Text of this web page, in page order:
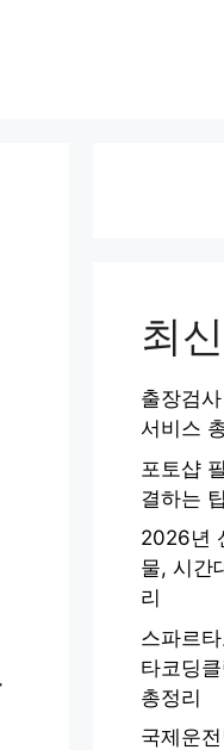
최
출장검
서비스
포토샵
결하는
2026년
물, 시간
리
스파르
타코딩
총정리
국제운